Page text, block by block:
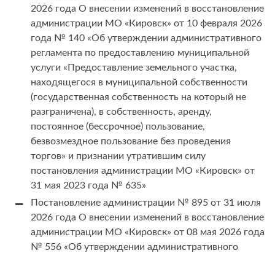
2026 года О внесении изменений в восстановление
администрации МО «Кировск» от 10 февраля 2026
года № 140 «Об утверждении административного
регламента по предоставлению муниципальной
услуги «Предоставление земельного участка,
находящегося в муниципальной собственности
(государственная собственность на который не
разграничена), в собственность, аренду,
постоянное (бессрочное) пользование,
безвозмездное пользование без проведения
торгов» и признании утратившим силу
постановления администрации МО «Кировск» от
31 мая 2023 года № 635»
Постановление администрации № 895 от 31 июля
2026 года О внесении изменений в восстановление
администрации МО «Кировск» от 08 мая 2026 года
№ 556 «Об утверждении административного